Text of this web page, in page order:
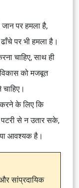
जान पर हमला है,
पर भी हमला है।
चाहिए, साथ ही
को मजबूत
के लिए कि
से न उतार सके,
आवश्यक है।
और सांप्रदायिक